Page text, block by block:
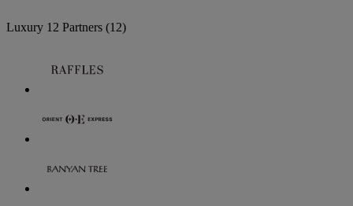
Luxury 12 Partners (12)